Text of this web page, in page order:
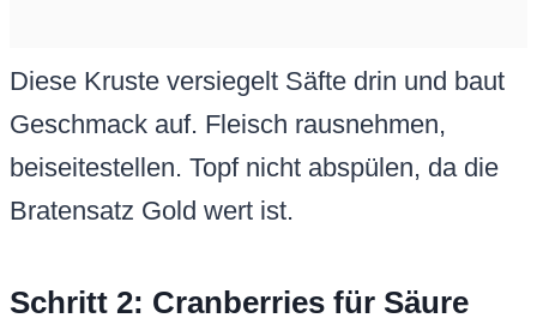
Diese Kruste versiegelt Säfte drin und baut
Geschmack auf. Fleisch rausnehmen,
beiseitestellen. Topf nicht abspülen, da die
Bratensatz Gold wert ist.
Schritt 2: Cranberries für Säure